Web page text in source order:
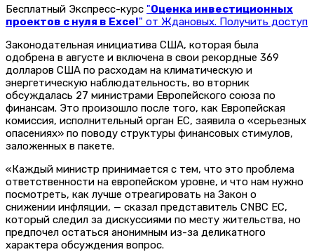
Бесплатный Экспресс-курс "Оценка инвестиционных
проектов с нуля в Excel" от Ждановых. Получить доступ
Законодательная инициатива США, которая была
одобрена в августе и включена в свои рекордные 369
долларов США по расходам на климатическую и
энергетическую наблюдательность, во вторник
обсуждалась 27 министрами Европейского союза по
финансам. Это произошло после того, как Европейская
комиссия, исполнительный орган ЕС, заявила о «серьезных
опасениях» по поводу структуры финансовых стимулов,
заложенных в пакете.
«Каждый министр принимается с тем, что это проблема
ответственности на европейском уровне, и что нам нужно
посмотреть, как лучше отреагировать на Закон о
снижении инфляции, — сказал представитель CNBC ЕС,
который следил за дискуссиями по месту жительства, но
предпочел остаться анонимным из-за деликатного
характера обсуждения вопрос.